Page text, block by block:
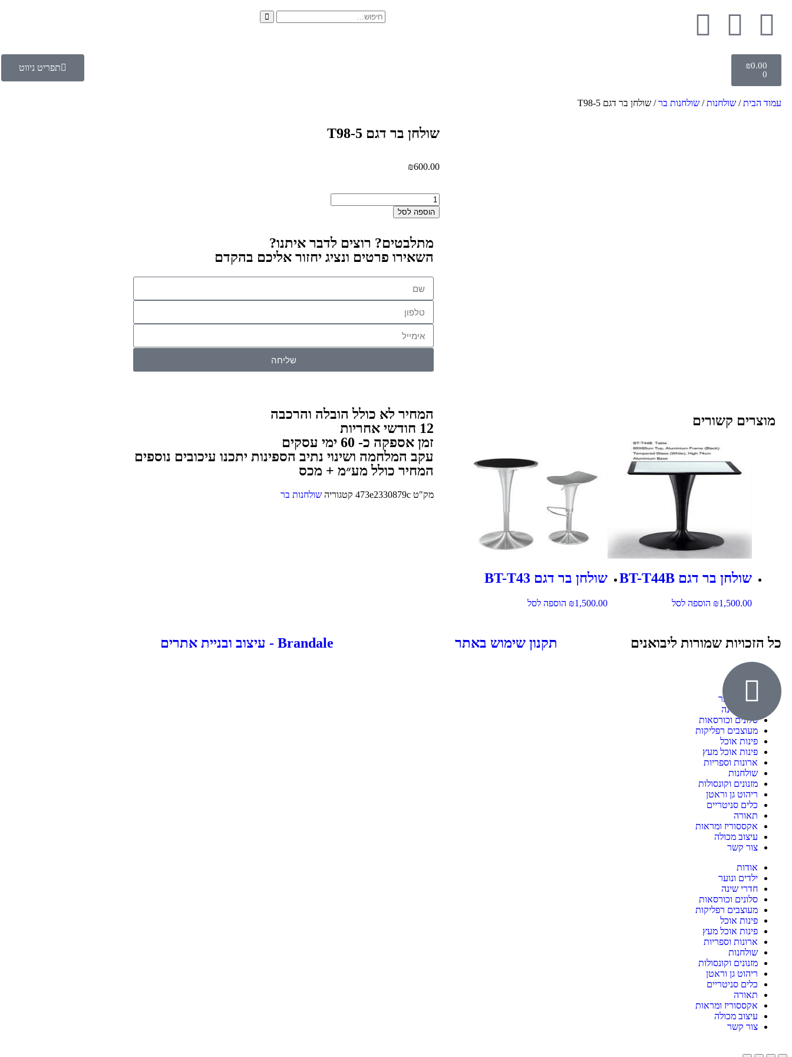
₪0.00
0
תפריט ניווט
עמוד הבית/ שולחנות/ שולחנות בר/ שולחן בר דגם T98-5
שולחן בר דגם T98-5
₪600.00
הוספה לסל
מתלבטים? רוצים לדבר איתנו?
השאירו פרטים ונציג יחזור אליכם בהקדם
שליחה
מוצרים קשורים
שולחן בר דגם BT-T44B
₪1,500.00 הוספה לסל
שולחן בר דגם BT-T43
₪1,500.00 הוספה לסל
המחיר לא כולל הובלה והרכבה
12 חודשי אחריות
זמן אספקה כ- 60 ימי עסקים
עקב המלחמה ושינוי נתיב הספינות יתכנו עיכובים נוספים
המחיר כולל מע״מ + מכס
מק"ט 473e2330879c קטגוריה שולחנות בר
כל הזכויות שמורות ליבואנים תקנון שימוש באתר Brandale - עיצוב ובניית אתרים
ילדים ונוער
חדרי שינה
סלונים וכורסאות
מעוצבים רפליקות
פינות אוכל
פינות אוכל מעץ
ארונות וספריות
שולחנות
מזנונים וקונסולות
ריהוט גן וראטן
כלים סניטריים
תאורה
אקססוריז ומראות
עיצוב מכולה
צור קשר
אודות
ילדים ונוער
חדרי שינה
סלונים וכורסאות
מעוצבים רפליקות
פינות אוכל
פינות אוכל מעץ
ארונות וספריות
שולחנות
מזנונים וקונסולות
ריהוט גן וראטן
כלים סניטריים
תאורה
אקססוריז ומראות
עיצוב מכולה
צור קשר